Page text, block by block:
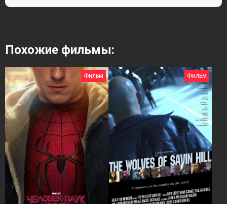
Похожие фильмы:
Фильм Фильм